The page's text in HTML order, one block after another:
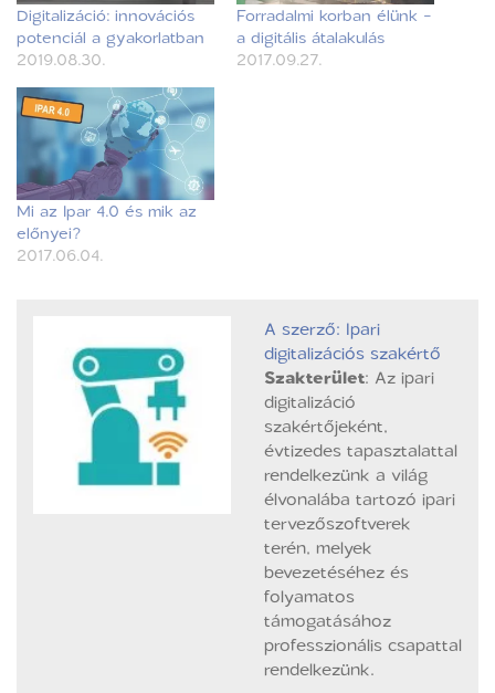
Digitalizáció: innovációs
potenciál a gyakorlatban
2019.08.30.
Forradalmi korban élünk -
a digitális átalakulás
2017.09.27.
Mi az Ipar 4.0 és mik az
előnyei?
2017.06.04.
A szerző: Ipari
digitalizációs szakértő
Szakterület: Az ipari
digitalizáció
szakértőjeként,
évtizedes tapasztalattal
rendelkezünk a világ
élvonalába tartozó ipari
tervezőszoftverek
terén, melyek
bevezetéséhez és
folyamatos
támogatásához
professzionális csapattal
rendelkezünk.